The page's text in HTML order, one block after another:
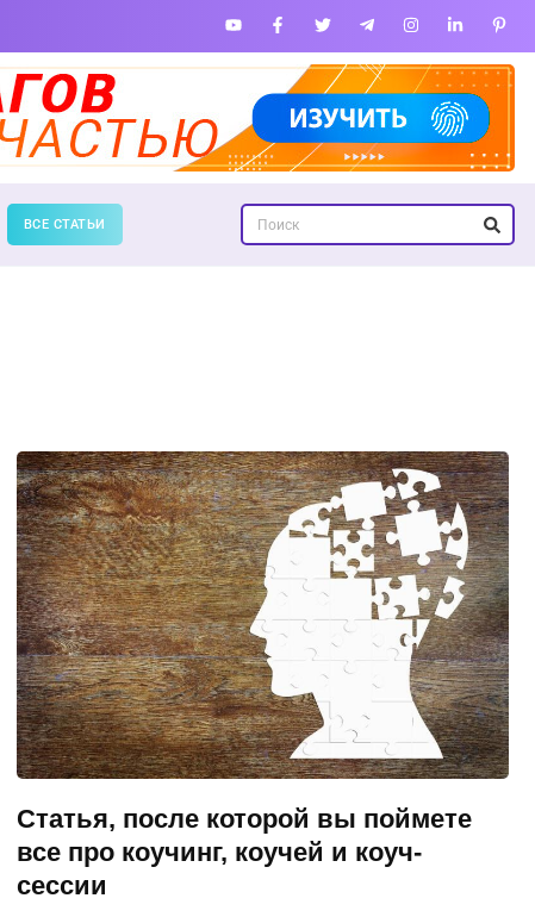
ВСЕ СТАТЬИ
Статья, после которой вы поймете
все про коучинг, коучей и коуч-
сессии